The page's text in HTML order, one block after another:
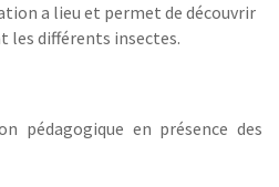
a lieu et permet de découvrir
les différents insectes.
pédagogique en présence des